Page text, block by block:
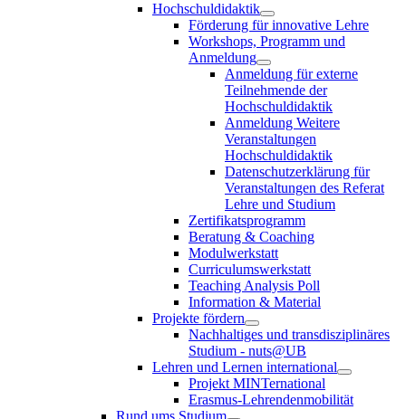
Hochschuldidaktik
Förderung für innovative Lehre
Workshops, Programm und
Anmeldung
Anmeldung für externe
Teilnehmende der
Hochschuldidaktik
Anmeldung Weitere
Veranstaltungen
Hochschuldidaktik
Datenschutzerklärung für
Veranstaltungen des Referat
Lehre und Studium
Zertifikatsprogramm
Beratung & Coaching
Modulwerkstatt
Curriculumswerkstatt
Teaching Analysis Poll
Information & Material
Projekte fördern
Nachhaltiges und transdisziplinäres
Studium - nuts@UB
Lehren und Lernen international
Projekt MINTernational
Erasmus-Lehrendenmobilität
Rund ums Studium